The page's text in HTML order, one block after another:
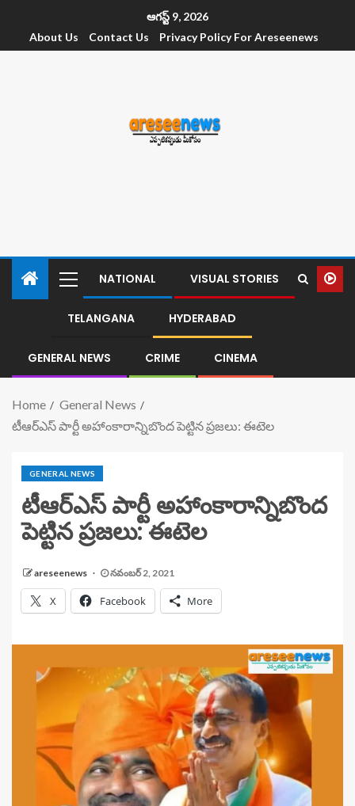
ఆగస్ట్ 9, 2026
About Us
Contact Us Privacy Policy For Areseenews
NATIONAL VISUAL STORIES
TELANGANA HYDERABAD
GENERAL NEWS CRIME CINEMA
Home
General News
టీఆర్ఎస్ పార్టీ అహాంకారాన్నిబొంద పెట్టిన ప్రజలు: ఈటెల
GENERAL NEWS
టీఆర్ఎస్ పార్టీ అహాంకారాన్నిబొంద
పెట్టిన ప్రజలు: ఈటెల
areseenews నవంబర్ 2, 2021
X Facebook More